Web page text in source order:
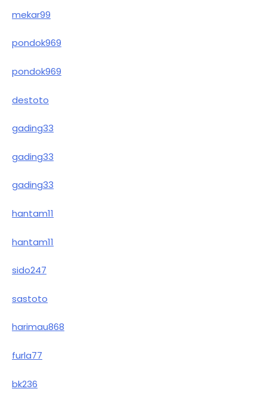
mekar99
pondok969
pondok969
destoto
gading33
gading33
gading33
hantam11
hantam11
sido247
sastoto
harimau868
furla77
bk236